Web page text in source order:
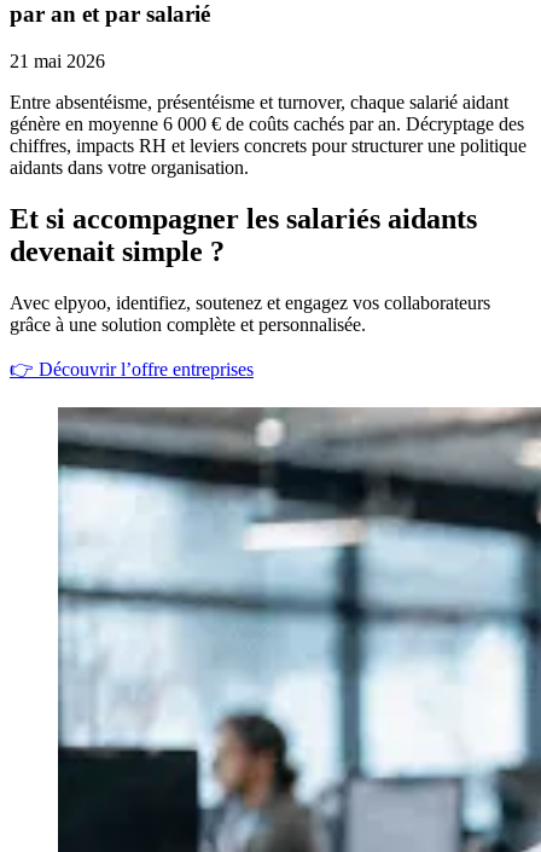
par an et par salarié
21 mai 2026
Entre absentéisme, présentéisme et turnover, chaque salarié aidant
génère en moyenne 6 000 € de coûts cachés par an. Décryptage des
chiffres, impacts RH et leviers concrets pour structurer une politique
aidants dans votre organisation.
Et si accompagner les salariés aidants
devenait simple ?
Avec elpyoo, identifiez, soutenez et engagez vos collaborateurs
grâce à une solution complète et personnalisée.
👉 Découvrir l’offre entreprises